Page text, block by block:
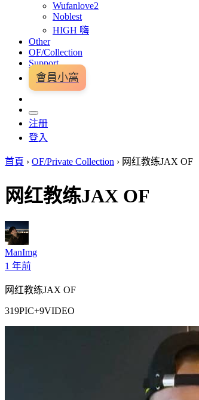
Wufanlove2
Noblest
HIGH 嗨
Other
OF/Collection
Support
會員小窩
注册
登入
首頁 › OF/Private Collection › 网红教练JAX OF
网红教练JAX OF
ManImg
1 年前
网红教练JAX OF
319PIC+9VIDEO